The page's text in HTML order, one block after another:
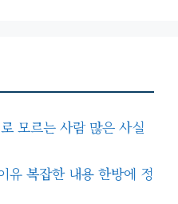
모르는 사람 많은 사실
유 복잡한 내용 한방에 정